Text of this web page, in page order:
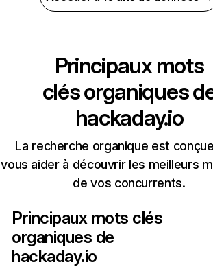
Principaux mots
clés organiques
hackaday.io
La recherche organique est
vous aider à découvrir les meilleurs
de vos concurrents.
Principaux mots clés
organiques de
hackaday.io